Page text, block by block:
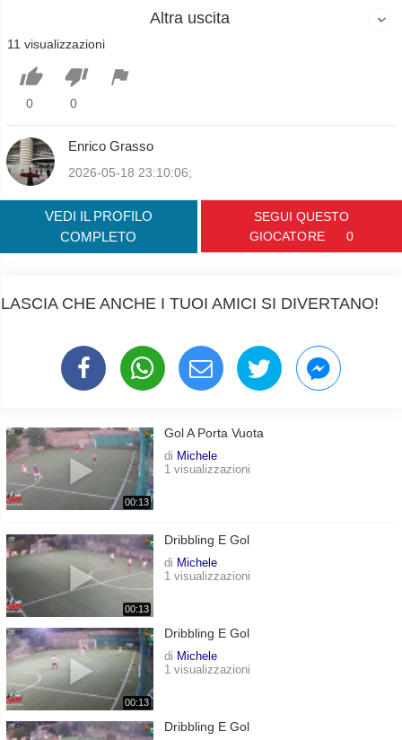
Altra uscita
11 visualizzazioni

0

0

Enrico Grasso
2026-05-18 23:10:06;
VEDI IL PROFILO
COMPLETO
SEGUI QUESTO
GIOCATORE
0
LASCIA CHE ANCHE I TUOI AMICI SI DIVERTANO!
00:13
Gol A Porta Vuota
di Michele
1 visualizzazioni
00:13
Dribbling E Gol
di Michele
1 visualizzazioni
00:13
Dribbling E Gol
di Michele
1 visualizzazioni
Dribbling E Gol